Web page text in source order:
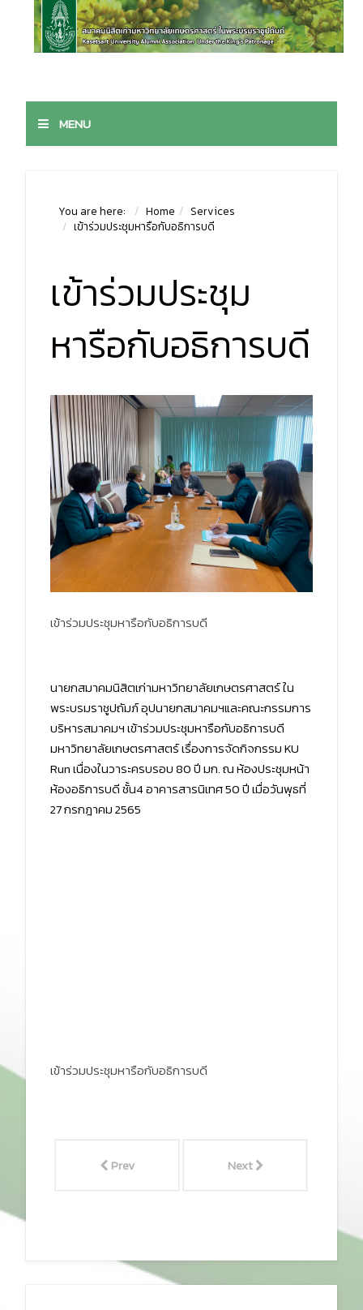
MENU
You are here: Home
Services
เข้าร่วมประชุมหารือกับอธิการบดี
เข้าร่วมประชุม
หารือกับอธิการบดี
เข้าร่วมประชุมหารือกับอธิการบดี
นายกสมาคมนิสิตเก่ามหาวิทยาลัยเกษตรศาสตร์ ใน
พระบรมราชูปถัมภ์ อุปนายกสมาคมฯและคณะกรรมการ
บริหารสมาคมฯ เข้าร่วมประชุมหารือกับอธิการบดี
มหาวิทยาลัยเกษตรศาสตร์ เรื่องการจัดกิจกรรม KU
Run เนื่องในวาระครบรอบ 80 ปี มก. ณ ห้องประชุมหน้า
ห้องอธิการบดี ชั้น4 อาคารสารนิเทศ 50 ปี เมื่อวันพุธที่
27 กรกฎาคม 2565
เข้าร่วมประชุมหารือกับอธิการบดี
Prev Next